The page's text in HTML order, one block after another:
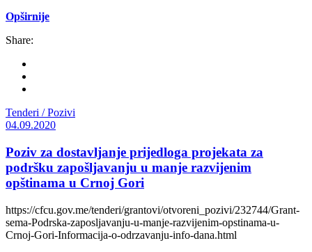
Opširnije
Share:
Tenderi / Pozivi
04.09.2020
Poziv za dostavljanje prijedloga projekata za
podršku zapošljavanju u manje razvijenim
opštinama u Crnoj Gori
https://cfcu.gov.me/tenderi/grantovi/otvoreni_pozivi/232744/Grant-
sema-Podrska-zaposljavanju-u-manje-razvijenim-opstinama-u-
Crnoj-Gori-Informacija-o-odrzavanju-info-dana.html